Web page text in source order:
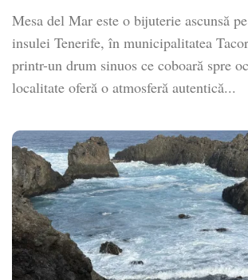
Mesa del Mar este o bijuterie ascunsă
insulei Tenerife, în municipalitatea
printr-un drum sinuos ce coboară spre
localitate oferă o atmosferă autentică...